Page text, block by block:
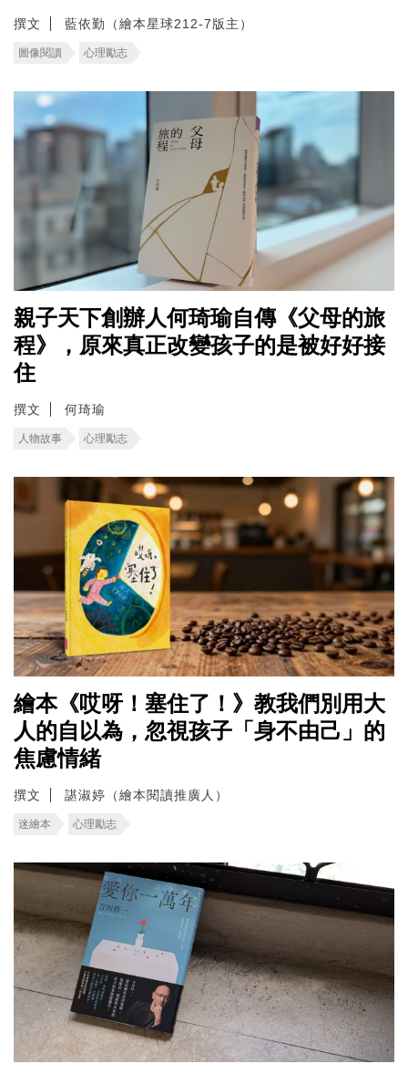
撰文 藍依勤（繪本星球212-7版主）
圖像閱讀 心理勵志
親子天下創辦人何琦瑜自傳《父母的旅
程》，原來真正改變孩子的是被好好接
住
撰文 何琦瑜
人物故事 心理勵志
繪本《哎呀！塞住了！》教我們別用大
人的自以為，忽視孩子「身不由己」的
焦慮情緒
撰文 諶淑婷（繪本閱讀推廣人）
迷繪本 心理勵志